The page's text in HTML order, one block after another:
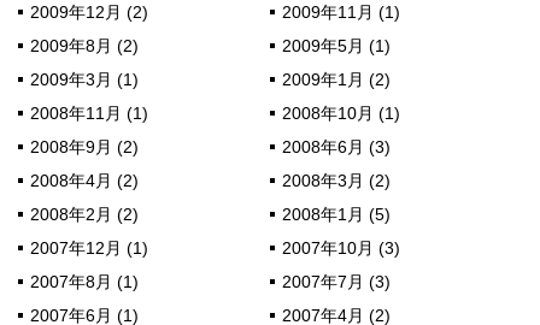
2009年12月 (2)
2009年11月 (1)
2009年8月 (2)
2009年5月 (1)
2009年3月 (1)
2009年1月 (2)
2008年11月 (1)
2008年10月 (1)
2008年9月 (2)
2008年6月 (3)
2008年4月 (2)
2008年3月 (2)
2008年2月 (2)
2008年1月 (5)
2007年12月 (1)
2007年10月 (3)
2007年8月 (1)
2007年7月 (3)
2007年6月 (1)
2007年4月 (2)